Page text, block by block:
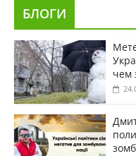
БЛОГИ
чем